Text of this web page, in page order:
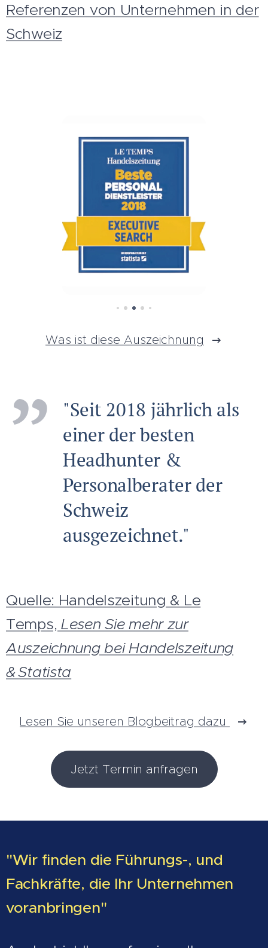
Referenzen von Unternehmen in der
Schweiz
Was ist diese Auszeichnung
"Seit 2018 jährlich als
einer der besten
Headhunter &
Personalberater der
Schweiz
ausgezeichnet."
Quelle: Handelszeitung & Le
Temps,Lesen Sie mehr zur
Auszeichnung bei Handelszeitung
& Statista
Lesen Sie unseren Blogbeitrag dazu
Jetzt Termin anfragen
"Wir finden die Führungs-, und
Fachkräfte, die Ihr Unternehmen
voranbringen"